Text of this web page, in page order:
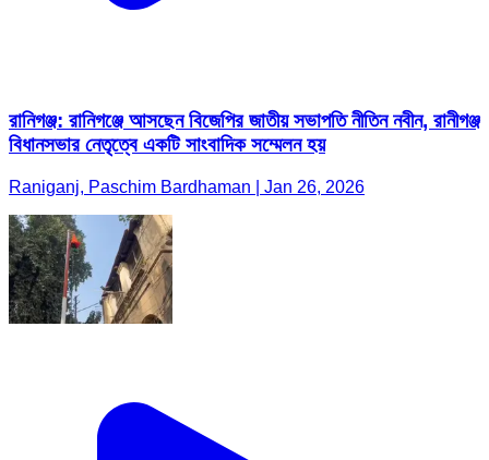
রানিগঞ্জ: রানিগঞ্জে আসছেন বিজেপির জাতীয় সভাপতি নীতিন নবীন, রানীগঞ্জ
বিধানসভার নেতৃত্বে একটি সাংবাদিক সম্মেলন হয়
Raniganj, Paschim Bardhaman | Jan 26, 2026